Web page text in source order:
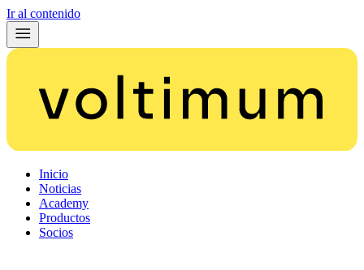
Ir al contenido
Inicio
Noticias
Academy
Productos
Socios